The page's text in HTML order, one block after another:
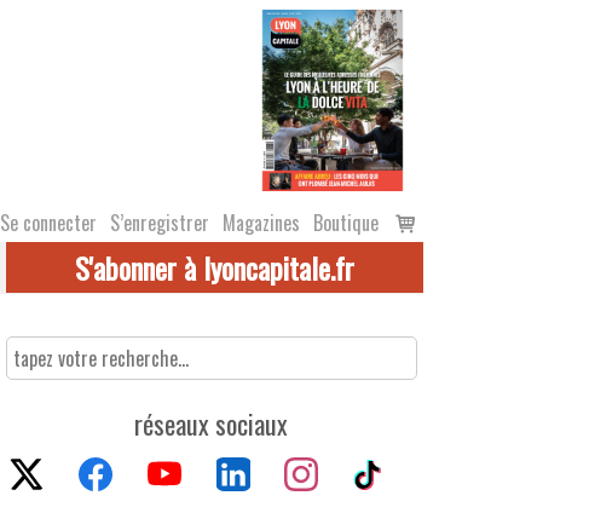
Se connecter S’enregistrer Magazines Boutique
Voir
le
S'abonner à lyoncapitale.fr
réseaux sociaux